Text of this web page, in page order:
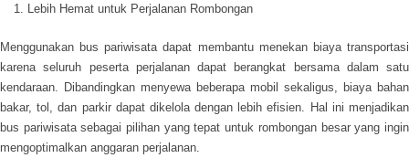
Lebih Hemat untuk Perjalanan Rombongan
Menggunakan bus pariwisata dapat membantu menekan biaya transportasi
karena seluruh peserta perjalanan dapat berangkat bersama dalam satu
kendaraan. Dibandingkan menyewa beberapa mobil sekaligus, biaya bahan
bakar, tol, dan parkir dapat dikelola dengan lebih efisien. Hal ini menjadikan
bus pariwisata sebagai pilihan yang tepat untuk rombongan besar yang ingin
mengoptimalkan anggaran perjalanan.